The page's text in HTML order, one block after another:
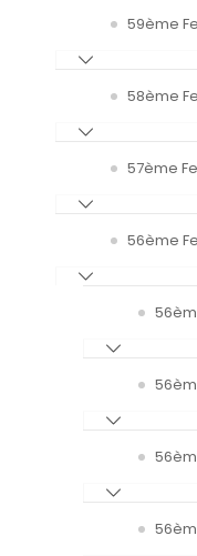
59ème
58ème
57ème
56ème